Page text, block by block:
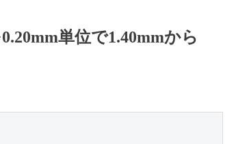
単位で1.40mmから